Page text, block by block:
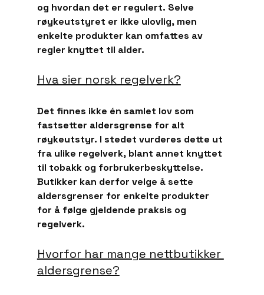
og hvordan det er regulert. Selve
røykeutstyret er ikke ulovlig, men
enkelte produkter kan omfattes av
regler knyttet til alder.
Hva sier norsk regelverk?
Det finnes ikke én samlet lov som
fastsetter aldersgrense for alt
røykeutstyr. I stedet vurderes dette ut
fra ulike regelverk, blant annet knyttet
til tobakk og forbrukerbeskyttelse.
Butikker kan derfor velge å sette
aldersgrenser for enkelte produkter
for å følge gjeldende praksis og
regelverk.
Hvorfor har mange nettbutikker
aldersgrense?